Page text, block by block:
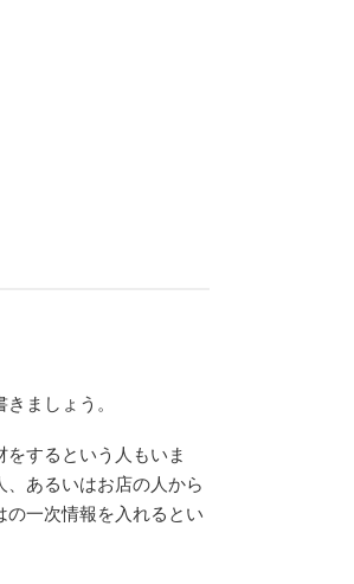
ましょう。
するという人もいま
あるいはお店の人から
一次情報を入れるとい